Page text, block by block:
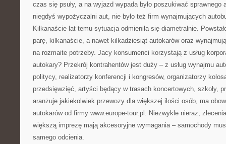
czas się psuły, a na wyjazd wypada było poszukiwać sprawnego
niegdyś wypożyczalni aut, nie było też firm wynajmujących
Kilkanaście lat temu sytuacja odmieniła się diametralnie.
parę, kilkanaście, a nawet kilkadziesiąt autokarów oraz
na rozmaite potrzeby. Jacy konsumenci korzystają z usług
autokary? Przekrój kontrahentów jest duży – z usług wynajmu
politycy, realizatorzy konferencji i kongresów, organizatorzy
przedsięwzięć, artyści będący w trasach koncertowych, szkoły,
aranżuje jakiekolwiek przewozy dla większej ilości osób, ma
autokarów od firmy www.europe-tour.pl. Niezwykle nieraz,
większą imprezę mają akcesoryjne wymagania – samochody
samego odcienia.